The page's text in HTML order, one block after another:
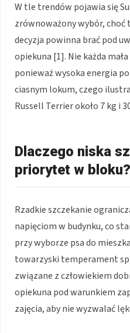
W tle trendów pojawia się
zrównoważony wybór, choć
decyzja powinna brać pod
opiekuna [1]. Nie każda
ponieważ wysoka energia
ciasnym lokum, czego
Russell Terrier około 7 kg i
Dlaczego niska
priorytet w bloku?
Rzadkie szczekanie
napięciom w budynku, co
przy wyborze psa do
towarzyski temperament
związane z człowiekiem
opiekuna pod warunkiem
zajęcia, aby nie wyzwalać